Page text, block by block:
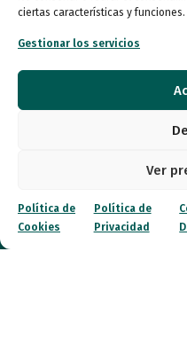
ciertas características y funciones.
Gestionar los servicios
Ver
Política de
Cookies
Política de
Privacidad
Autismo